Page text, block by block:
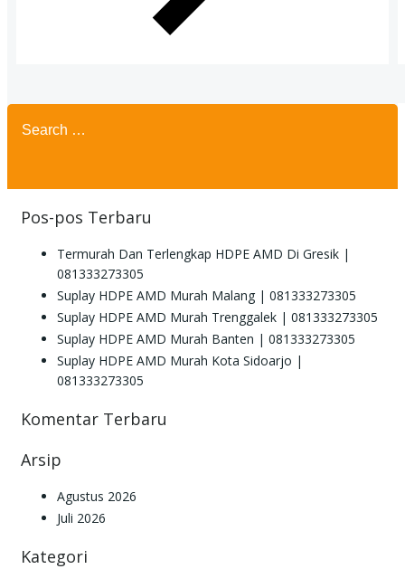
Search
for:
Pos-pos Terbaru
Termurah Dan Terlengkap HDPE AMD Di Gresik |
081333273305
Suplay HDPE AMD Murah Malang | 081333273305
Suplay HDPE AMD Murah Trenggalek | 081333273305
Suplay HDPE AMD Murah Banten | 081333273305
Suplay HDPE AMD Murah Kota Sidoarjo |
081333273305
Komentar Terbaru
Arsip
Agustus 2026
Juli 2026
Kategori